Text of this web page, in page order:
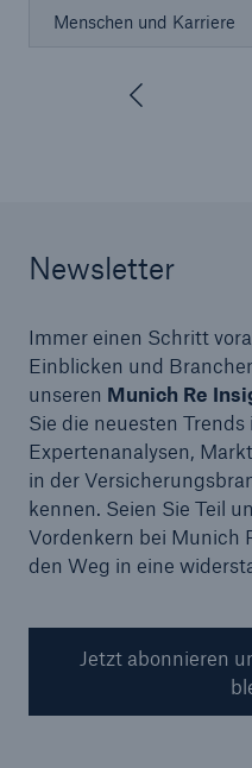
Menschen und Karriere
Newsletter
Immer einen Schritt
Einblicken und
unseren Munich Re
Sie die neuesten
Expertenanalysen,
in der
kennen. Seien Sie Teil
Vordenkern bei Munich
den Weg in eine
Jetzt abonnieren